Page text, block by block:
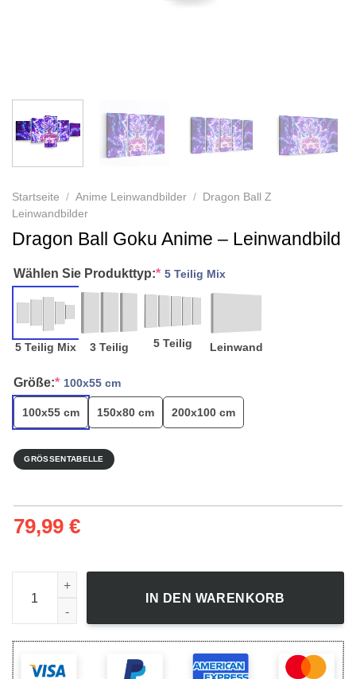
Startseite / Anime Leinwandbilder /
Dragon Ball Z
Leinwandbilder
Dragon Ball Goku Anime – Leinwandbild
Wählen Sie Produkttyp:* 5 Teilig Mix
5 Teilig Mix 3 Teilig 5 Teilig Leinwand
Größe:* 100x55 cm
100x55 cm 150x80 cm 200x100 cm
GRÖSSENTABELLE
79,99 €
Dragon Ball Goku Anime - Leinwandbild Menge
IN DEN WARENKORB